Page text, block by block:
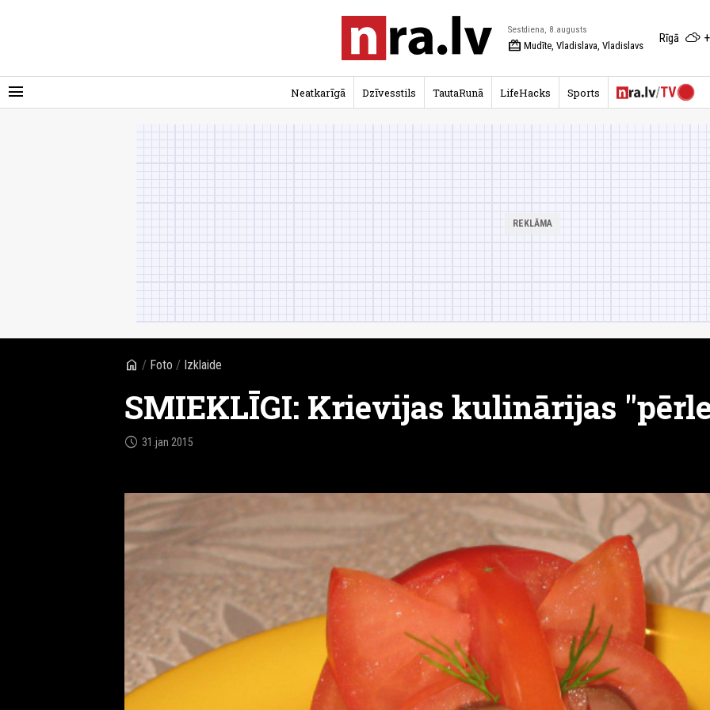
menu
Sestdiena, 8.augusts
redeem Mudīte, Vladislava, Vladislavs
Rīgā
Neatkarīgā Dzīvesstils TautaRunā LifeHacks Sports
home / Foto / Izklaide
SMIEKLĪGI: Krievijas kulinārijas
schedule 31.jan 2015